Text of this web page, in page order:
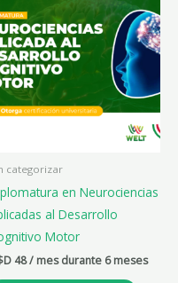
categorizar
en Neurociencias
al Desarrollo
Motor
48/ mes durante 6 meses